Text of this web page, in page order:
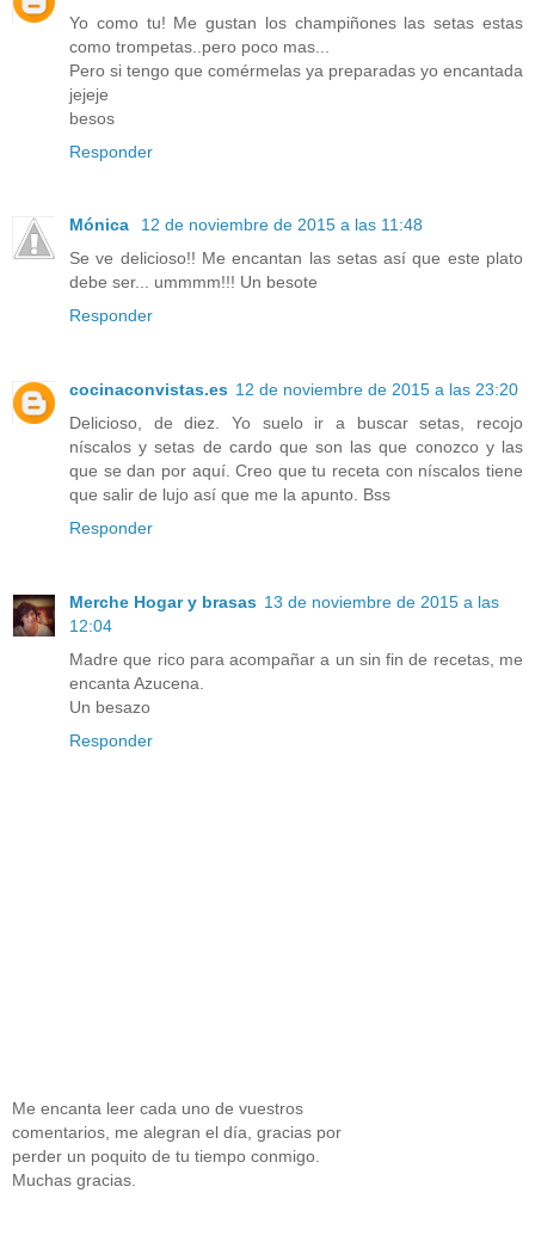
Yo como tu! Me gustan los champiñones las setas estas
como trompetas..pero poco mas...
Pero si tengo que comérmelas ya preparadas yo encantada
jejeje
besos
Responder
Mónica
12 de noviembre de 2015 a las 11:48
Se ve delicioso!! Me encantan las setas así que este plato
debe ser... ummmm!!! Un besote
Responder
cocinaconvistas.es 12 de noviembre de 2015 a las 23:20
Delicioso, de diez. Yo suelo ir a buscar setas, recojo
níscalos y setas de cardo que son las que conozco y las
que se dan por aquí. Creo que tu receta con níscalos tiene
que salir de lujo así que me la apunto. Bss
Responder
Merche Hogar y brasas 13 de noviembre de 2015 a las
12:04
Madre que rico para acompañar a un sin fin de recetas, me
encanta Azucena.
Un besazo
Responder
Me encanta leer cada uno de vuestros
comentarios, me alegran el día, gracias por
perder un poquito de tu tiempo conmigo.
Muchas gracias.